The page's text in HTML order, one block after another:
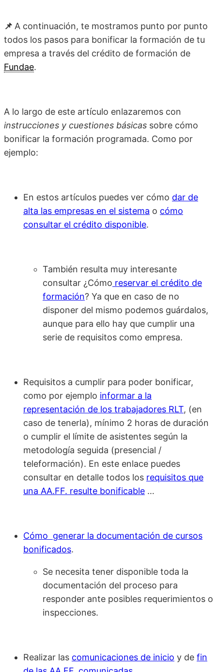
📌 A continuación, te mostramos punto por punto
todos los pasos para bonificar la formación de tu
empresa a través del crédito de formación de
Fundae.
A lo largo de este artículo enlazaremos con
instrucciones y cuestiones básicas sobre cómo
bonificar la formación programada. Como por
ejemplo:
En estos artículos puedes ver cómo dar de
alta las empresas en el sistema o cómo
consultar el crédito disponible.
También resulta muy interesante
consultar ¿Cómo reservar el crédito de
formación? Ya que en caso de no
disponer del mismo podemos guárdalos,
aunque para ello hay que cumplir una
serie de requisitos como empresa.
Requisitos a cumplir para poder bonificar,
como por ejemplo informar a la
representación de los trabajadores RLT, (en
caso de tenerla), mínimo 2 horas de duración
o cumplir el límite de asistentes según la
metodología seguida (presencial /
teleformación). En este enlace puedes
consultar en detalle todos los requisitos que
una AA.FF. resulte bonificable …
Cómo generar la documentación de cursos
bonificados.
Se necesita tener disponible toda la
documentación del proceso para
responder ante posibles requerimientos o
inspecciones.
Realizar las comunicaciones de inicio y de fin